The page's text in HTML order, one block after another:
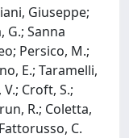
Giuseppe;
G.; Sanna
Persico, M.;
E.; Taramelli,
Croft, S.;
R.; Coletta,
C.